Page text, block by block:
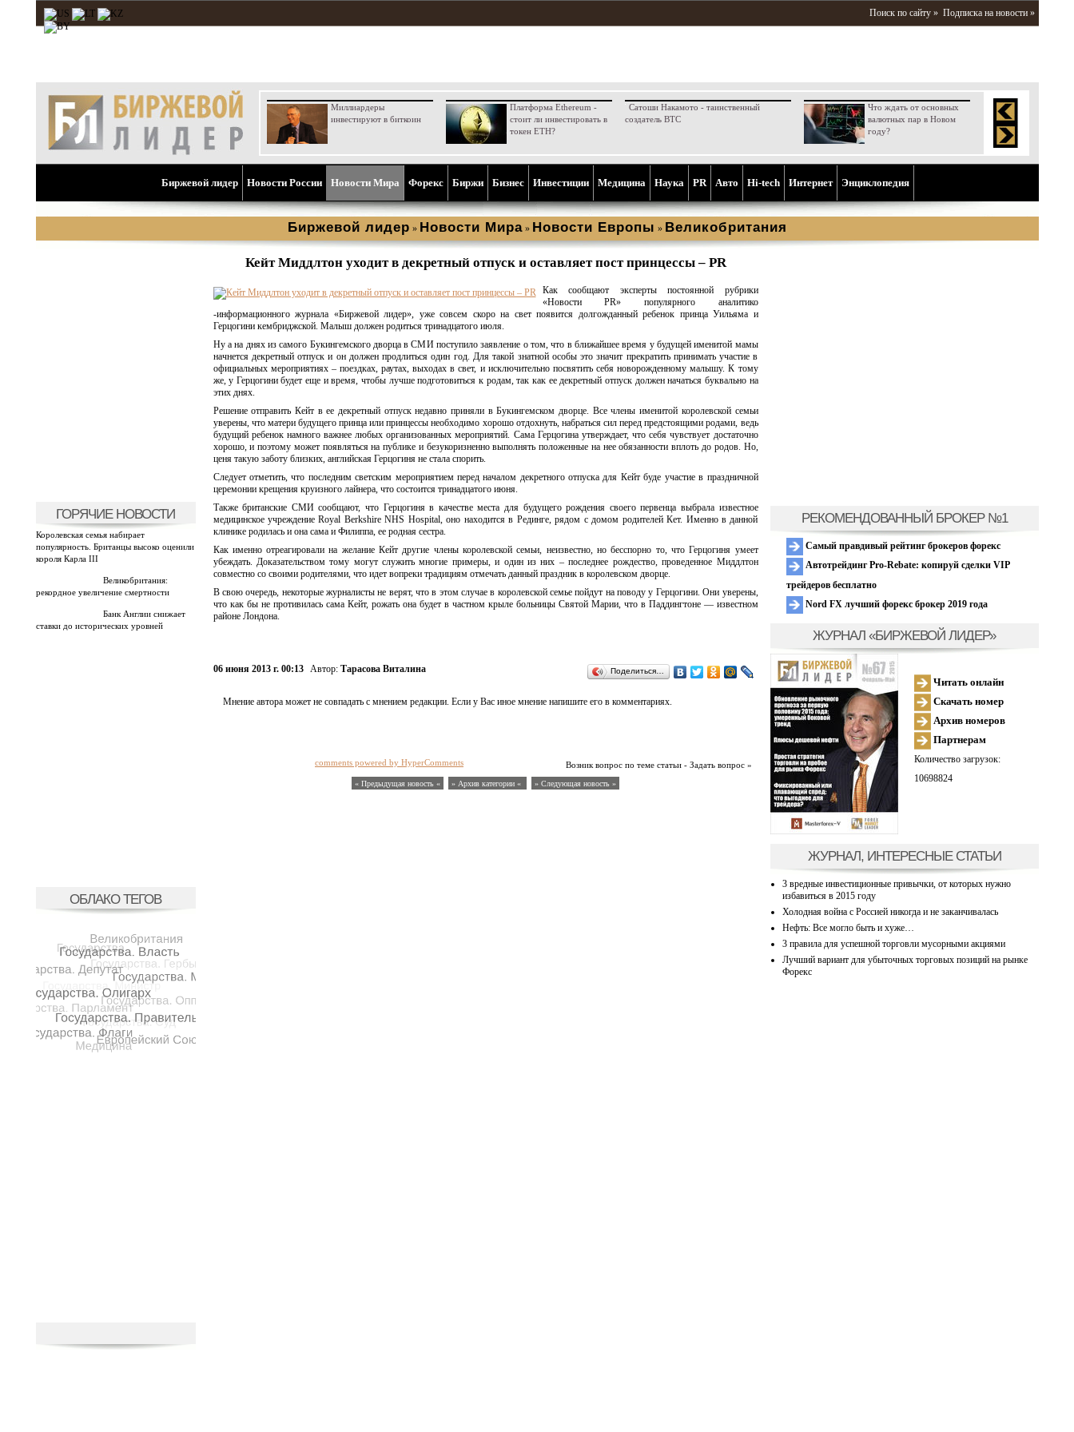
Поиск по сайту » Подписка на новости »
Миллиардеры
инвестируют в биткоин
Платформа Ethereum -
стоит ли инвестировать в
токен ETH?
Сатоши Накамото - таинственный
создатель BTC
Что ждать от основных
валютных пар в Новом
году?
Биржевой лидер Новости России Новости Мира Форекс Биржи Бизнес Инвестиции Медицина Наука PR Aвто Hi-tech Интернет Энциклопедия
Биржевой лидер » Новости Мира » Новости Европы » Великобритания
ГОРЯЧИЕ НОВОСТИ
Королевская семья набирает
популярность. Британцы высоко оценили
короля Карла III
Великобритания:
рекордное увеличение смертности
Банк Англии снижает
ставки до исторических уровней
ОБЛАКО ТЕГОВ
Кейт Миддлтон уходит в декретный отпуск и оставляет пост принцессы – PR
Как сообщают эксперты постоянной рубрики
«Новости PR» популярного аналитико
-информационного журнала «Биржевой лидер», уже совсем скоро на свет появится долгожданный ребенок принца Уильяма и
Герцогини кембриджской. Малыш должен родиться тринадцатого июля.
Ну а на днях из самого Букингемского дворца в СМИ поступило заявление о том, что в ближайшее время у будущей именитой мамы
начнется декретный отпуск и он должен продлиться один год. Для такой знатной особы это значит прекратить принимать участие в
официальных мероприятиях – поездках, раутах, выходах в свет, и исключительно посвятить себя новорожденному малышу. К тому
же, у Герцогини будет еще и время, чтобы лучше подготовиться к родам, так как ее декретный отпуск должен начаться буквально на
этих днях.
Решение отправить Кейт в ее декретный отпуск недавно приняли в Букингемском дворце. Все члены именитой королевской семьи
уверены, что матери будущего принца или принцессы необходимо хорошо отдохнуть, набраться сил перед предстоящими родами, ведь
будущий ребенок намного важнее любых организованных мероприятий. Сама Герцогина утверждает, что себя чувствует достаточно
хорошо, и поэтому может появляться на публике и безукоризненно выполнять положенные на нее обязанности вплоть до родов. Но,
ценя такую заботу близких, английская Герцогиня не стала спорить.
Следует отметить, что последним светским мероприятием перед началом декретного отпуска для Кейт буде участие в праздничной
церемонии крещения круизного лайнера, что состоится тринадцатого июня.
Также британские СМИ сообщают, что Герцогиня в качестве места для будущего рождения своего первенца выбрала известное
медицинское учреждение Royal Berkshire NHS Hospital, оно находится в Рединге, рядом с домом родителей Кет. Именно в данной
клинике родилась и она сама и Филиппа, ее родная сестра.
Как именно отреагировали на желание Кейт другие члены королевской семьи, неизвестно, но бесспорно то, что Герцогиня умеет
убеждать. Доказательством тому могут служить многие примеры, и один из них – последнее рождество, проведенное Миддлтон
совместно со своими родителями, что идет вопреки традициям отмечать данный праздник в королевском дворце.
В свою очередь, некоторые журналисты не верят, что в этом случае в королевской семье пойдут на поводу у Герцогини. Они уверены,
что как бы не противилась сама Кейт, рожать она будет в частном крыле больницы Святой Марии, что в Паддингтоне — известном
районе Лондона.
06 июня 2013 г. 00:13 Автор: Тарасова Виталина Поделиться…
Мнение автора может не совпадать с мнением редакции. Если у Вас иное мнение напишите его в комментариях.
Возник вопрос по теме статьи - Задать вопрос »
comments powered by HyperComments
« Предыдущая новость « » Архив категории « » Следующая новость »
РЕКОМЕНДОВАННЫЙ БРОКЕР №1
Самый правдивый рейтинг брокеров форекс
Автотрейдинг Pro-Rebate: копируй сделки VIP
трейдеров бесплатно
Nord FX лучший форекс брокер 2019 года
ЖУРНАЛ «БИРЖЕВОЙ ЛИДЕР»
Читать онлайн
Скачать номер
Архив номеров
Партнерам
Количество загрузок:
10698824
ЖУРНАЛ, ИНТЕРЕСНЫЕ СТАТЬИ
3 вредные инвестиционные привычки, от которых нужно
избавиться в 2015 году
Холодная война с Россией никогда и не заканчивалась
Нефть: Все могло быть и хуже…
3 правила для успешной торговли мусорными акциями
Лучший вариант для убыточных торговых позиций на рынке
Форекс